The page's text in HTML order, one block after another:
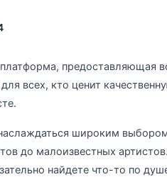
предоставляющая
всех, кто ценит
широким
до малоизвестных
найдете что-то по